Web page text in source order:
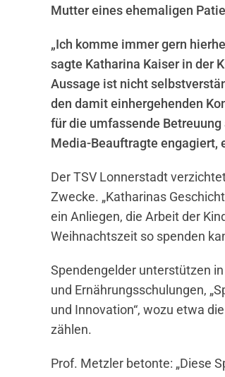
Mutter eines ehemaligen
„Ich komme immer gern
sagte Katharina Kaiser in der
Aussage ist nicht
den damit einhergehenden
für die umfassende
Media-Beauftragte engagiert,
Der TSV Lonnerstadt
Zwecke. „Katharinas
ein Anliegen, die Arbeit der
Weihnachtszeit so spenden
Spendengelder unterstützen
und Ernährungsschulungen,
und Innovation“, wozu etwa
zählen.
Prof. Metzler betonte: „Diese